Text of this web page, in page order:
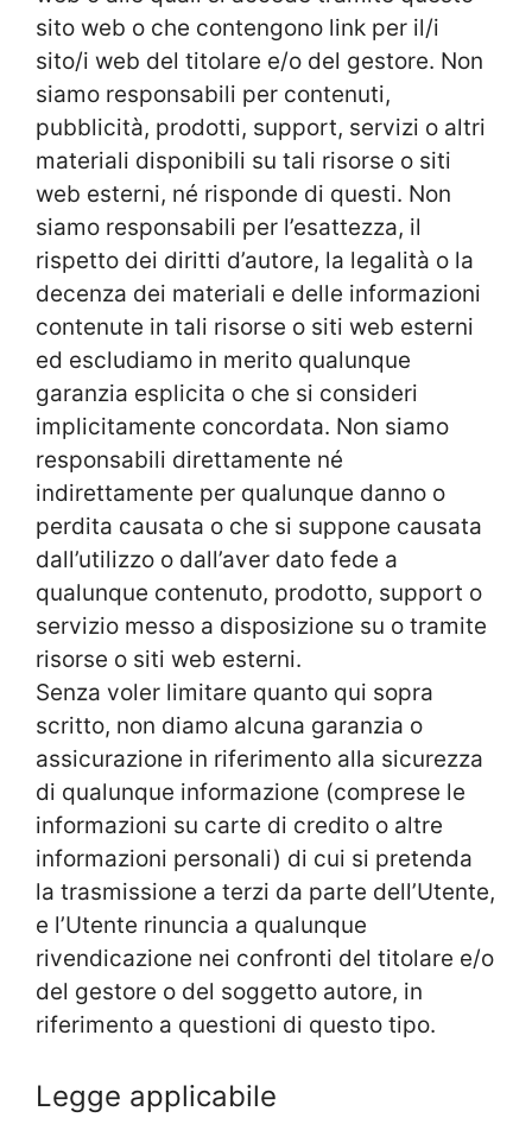
sito web o che contengono link per il/i
sito/i web del titolare e/o del gestore. Non
siamo responsabili per contenuti,
pubblicità, prodotti, support, servizi o altri
materiali disponibili su tali risorse o siti
web esterni, né risponde di questi. Non
siamo responsabili per l’esattezza, il
rispetto dei diritti d’autore, la legalità o la
decenza dei materiali e delle informazioni
contenute in tali risorse o siti web esterni
ed escludiamo in merito qualunque
garanzia esplicita o che si consideri
implicitamente concordata. Non siamo
responsabili direttamente né
indirettamente per qualunque danno o
perdita causata o che si suppone causata
dall’utilizzo o dall’aver dato fede a
qualunque contenuto, prodotto, support o
servizio messo a disposizione su o tramite
risorse o siti web esterni.
Senza voler limitare quanto qui sopra
scritto, non diamo alcuna garanzia o
assicurazione in riferimento alla sicurezza
di qualunque informazione (comprese le
informazioni su carte di credito o altre
informazioni personali) di cui si pretenda
la trasmissione a terzi da parte dell’Utente,
e l’Utente rinuncia a qualunque
rivendicazione nei confronti del titolare e/o
del gestore o del soggetto autore, in
riferimento a questioni di questo tipo.
Legge applicabile